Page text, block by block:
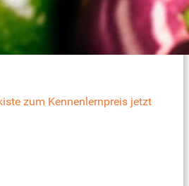
zum Kennenlernpreis jetzt